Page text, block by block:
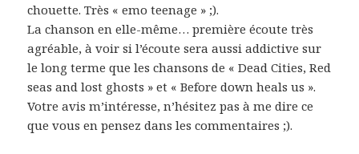
chouette. Très « emo teenage » ;).
La chanson en elle-même… première écoute très
agréable, à voir si l’écoute sera aussi addictive sur
le long terme que les chansons de « Dead Cities, Red
seas and lost ghosts » et « Before down heals us ».
Votre avis m’intéresse, n’hésitez pas à me dire ce
que vous en pensez dans les commentaires ;).